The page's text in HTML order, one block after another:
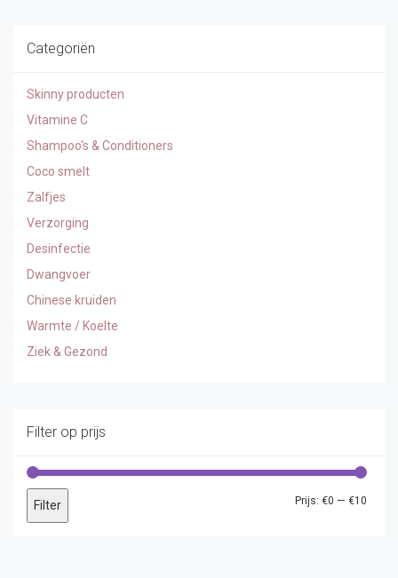
Categoriën
Skinny producten
Vitamine C
Shampoo's & Conditioners
Coco smelt
Zalfjes
Verzorging
Desinfectie
Dwangvoer
Chinese kruiden
Warmte / Koelte
Ziek & Gezond
Filter op prijs
Filter Prijs: €0 — €10